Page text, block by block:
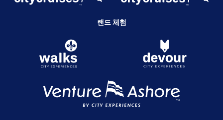
랜드 체험